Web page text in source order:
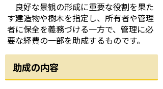
良好な景観の形成に重要な役割を果た
す建造物や樹木を指定し、所有者や管理
者に保全を義務づける一方で、管理に必
要な経費の一部を助成するものです。
助成の内容